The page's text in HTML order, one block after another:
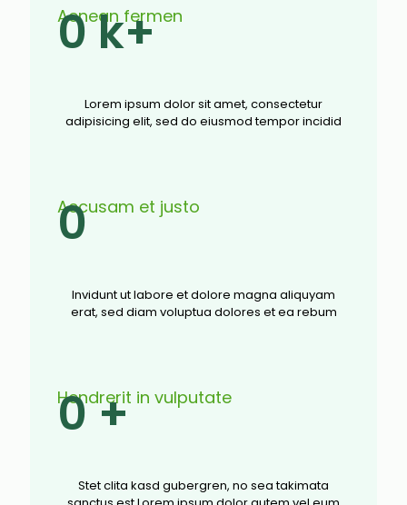
Aenean fermen
0k+
Lorem ipsum dolor sit amet, consectetur
adipisicing elit, sed do eiusmod tempor incidid
Accusam et justo
0
Invidunt ut labore et dolore magna aliquyam
erat, sed diam voluptua dolores et ea rebum
Hendrerit in vulputate
0 +
Stet clita kasd gubergren, no sea takimata